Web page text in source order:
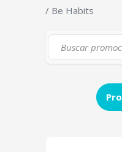
/ Be Habits